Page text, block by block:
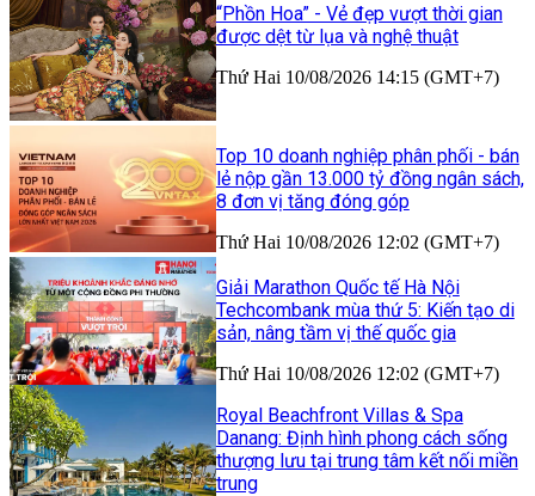
“Phồn Hoa” - Vẻ đẹp vượt thời gian
được dệt từ lụa và nghệ thuật
Thứ Hai 10/08/2026 14:15 (GMT+7)
Top 10 doanh nghiệp phân phối - bán
lẻ nộp gần 13.000 tỷ đồng ngân sách,
8 đơn vị tăng đóng góp
Thứ Hai 10/08/2026 12:02 (GMT+7)
Giải Marathon Quốc tế Hà Nội
Techcombank mùa thứ 5: Kiến tạo di
sản, nâng tầm vị thế quốc gia
Thứ Hai 10/08/2026 12:02 (GMT+7)
Royal Beachfront Villas & Spa
Danang: Định hình phong cách sống
thượng lưu tại trung tâm kết nối miền
trung